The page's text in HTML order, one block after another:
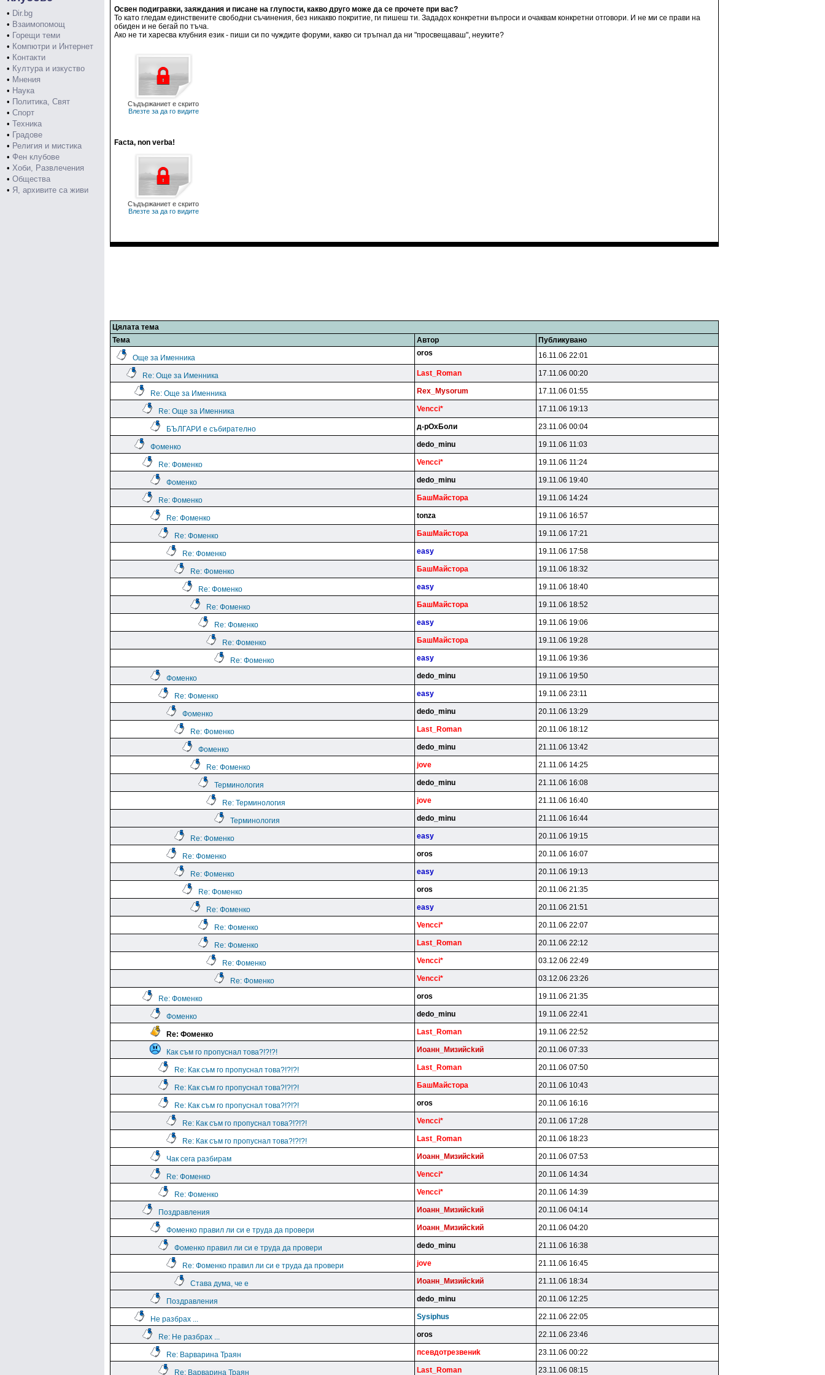
• Dir.bg
• Взаимопомощ
• Горещи теми
• Компютри и Интернет
• Контакти
• Култура и изкуство
• Мнения
• Наука
• Политика, Свят
• Спорт
• Техника
• Градове
• Религия и мистика
• Фен клубове
• Хоби, Развлечения
• Общества
• Я, архивите са живи
Освен подигравки, заяждания и писане на глупости, какво друго може да се прочете при вас?
То като гледам единствените свободни съчинения, без никакво покритие, ги пишеш ти. Зададох конкретни въпроси и очаквам конкретни отговори. И не ми се прави на
обиден и не бегай по тъча.
Ако не ти харесва клубния език - пиши си по чуждите форуми, какво си тръгнал да ни "просвещаваш", неуките?
Съдържаниет е скрито
Влезте за да го видите
Facta, non verba!
Съдържаниет е скрито
Влезте за да го видите
Цялата тема
Тема
Автор Публикувано
Още за Именника
oros 16.11.06 22:01
Re: Още за Именника Last_Roman 17.11.06 00:20
Re: Още за Именника Rex_Mysorum 17.11.06 01:55
Re: Още за Именника Vencci* 17.11.06 19:13
БЪЛГАРИ е събирателно д-pOxБoли 23.11.06 00:04
Фоменко dedo_minu 19.11.06 11:03
Re: Фоменко Vencci* 19.11.06 11:24
Фоменко dedo_minu 19.11.06 19:40
Re: Фоменко БaшMaйcтopa 19.11.06 14:24
Re: Фоменко tonza 19.11.06 16:57
Re: Фоменко БaшMaйcтopa 19.11.06 17:21
Re: Фоменко easy 19.11.06 17:58
Re: Фоменко БaшMaйcтopa 19.11.06 18:32
Re: Фоменко easy 19.11.06 18:40
Re: Фоменко БaшMaйcтopa 19.11.06 18:52
Re: Фоменко easy 19.11.06 19:06
Re: Фоменко БaшMaйcтopa 19.11.06 19:28
Re: Фоменко easy 19.11.06 19:36
Фоменко dedo_minu 19.11.06 19:50
Re: Фоменко easy 19.11.06 23:11
Фоменко dedo_minu 20.11.06 13:29
Re: Фоменко Last_Roman 20.11.06 18:12
Фоменко dedo_minu 21.11.06 13:42
Re: Фоменко jove 21.11.06 14:25
Терминология dedo_minu 21.11.06 16:08
Re: Терминология jove 21.11.06 16:40
Терминология dedo_minu 21.11.06 16:44
Re: Фоменко easy 20.11.06 19:15
Re: Фоменко oros 20.11.06 16:07
Re: Фоменко easy 20.11.06 19:13
Re: Фоменко oros 20.11.06 21:35
Re: Фоменко easy 20.11.06 21:51
Re: Фоменко Vencci* 20.11.06 22:07
Re: Фоменко Last_Roman 20.11.06 22:12
Re: Фоменко Vencci* 03.12.06 22:49
Re: Фоменко Vencci* 03.12.06 23:26
Re: Фоменко oros 19.11.06 21:35
Фоменко dedo_minu 19.11.06 22:41
Re: Фоменко Last_Roman 19.11.06 22:52
Как съм го пропуснал това?!?!?! Иoaнн_Mизийckий 20.11.06 07:33
Re: Как съм го пропуснал това?!?!?! Last_Roman 20.11.06 07:50
Re: Как съм го пропуснал това?!?!?! БaшMaйcтopa 20.11.06 10:43
Re: Как съм го пропуснал това?!?!?! oros 20.11.06 16:16
Re: Как съм го пропуснал това?!?!?! Vencci* 20.11.06 17:28
Re: Как съм го пропуснал това?!?!?! Last_Roman 20.11.06 18:23
Чак сега разбирам Иoaнн_Mизийckий 20.11.06 07:53
Re: Фоменко Vencci* 20.11.06 14:34
Re: Фоменко Vencci* 20.11.06 14:39
Поздравления Иoaнн_Mизийckий 20.11.06 04:14
Фоменко правил ли си е труда да провери Иoaнн_Mизийckий 20.11.06 04:20
Фоменко правил ли си е труда да провери dedo_minu 21.11.06 16:38
Re: Фоменко правил ли си е труда да провери jove 21.11.06 16:45
Става дума, че е Иoaнн_Mизийckий 21.11.06 18:34
Поздравления dedo_minu 20.11.06 12:25
Не разбрах ... Sysiphus 22.11.06 22:05
Re: Не разбрах ... oros 22.11.06 23:46
Re: Варварина Траян пceвдoтpeзвeниk 23.11.06 00:22
Re: Варварина Траян Last_Roman 23.11.06 08:15